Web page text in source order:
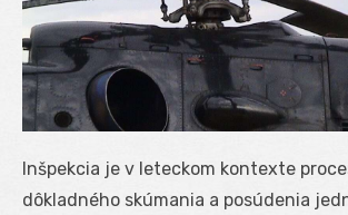
Inšpekcia je v leteckom kontexte
dôkladného skúmania a posúdenia